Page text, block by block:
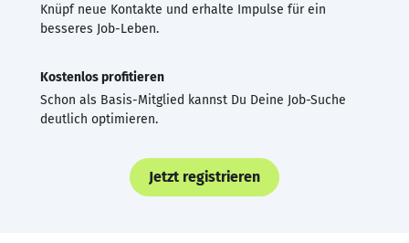
Knüpf neue Kontakte und erhalte Impulse für ein
besseres Job-Leben.
Kostenlos profitieren
Schon als Basis-Mitglied kannst Du Deine Job-Suche
deutlich optimieren.
Jetzt registrieren